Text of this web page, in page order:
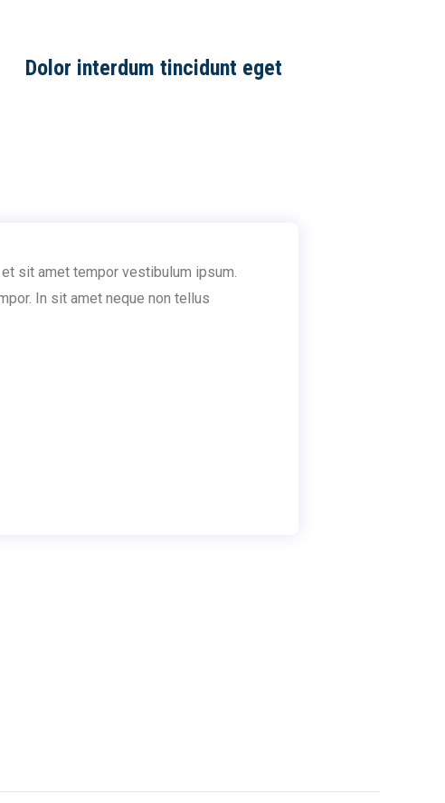
Dolor interdum tincidunt eget
sit amet tempor vestibulum ipsum.
In sit amet neque non tellus